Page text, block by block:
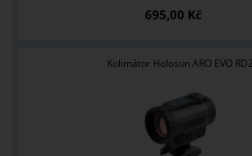
695,00 Kč
Kolimátor Holosun ARO EVO RD2